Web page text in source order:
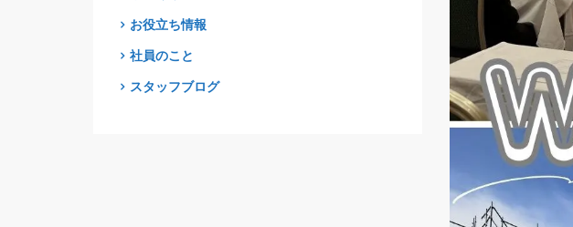
お役立ち情報
社員のこと
スタッフブログ